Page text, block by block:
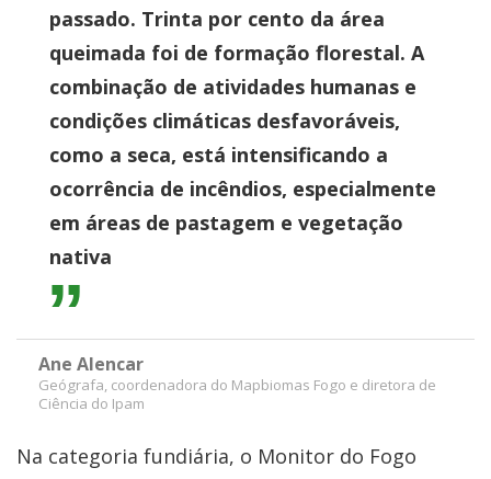
passado. Trinta por cento da área
queimada foi de formação florestal. A
combinação de atividades humanas e
condições climáticas desfavoráveis,
como a seca, está intensificando a
ocorrência de incêndios, especialmente
em áreas de pastagem e vegetação
nativa
Ane Alencar
Geógrafa, coordenadora do Mapbiomas Fogo e diretora de
Ciência do Ipam
Na categoria fundiária, o Monitor do Fogo